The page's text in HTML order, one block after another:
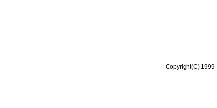
Copyright(C)